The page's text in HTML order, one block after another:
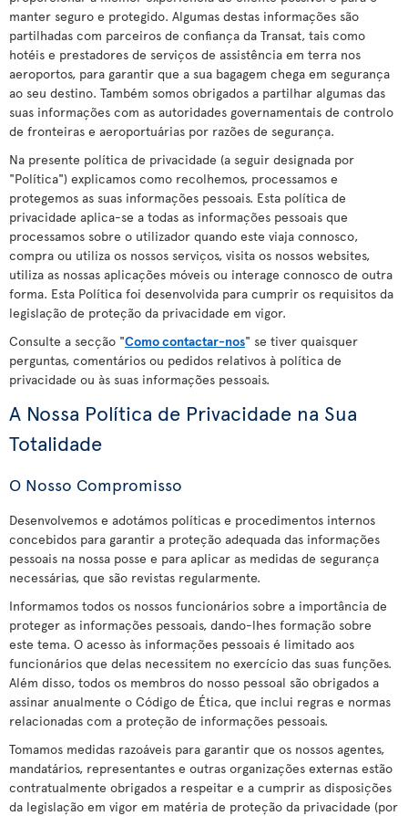
manter seguro e protegido. Algumas destas informações são
partilhadas com parceiros de confiança da Transat, tais como
hotéis e prestadores de serviços de assistência em terra nos
aeroportos, para garantir que a sua bagagem chega em segurança
ao seu destino. Também somos obrigados a partilhar algumas das
suas informações com as autoridades governamentais de controlo
de fronteiras e aeroportuárias por razões de segurança.
Na presente política de privacidade (a seguir designada por
"Política") explicamos como recolhemos, processamos e
protegemos as suas informações pessoais. Esta política de
privacidade aplica-se a todas as informações pessoais que
processamos sobre o utilizador quando este viaja connosco,
compra ou utiliza os nossos serviços, visita os nossos websites,
utiliza as nossas aplicações móveis ou interage connosco de outra
forma. Esta Política foi desenvolvida para cumprir os requisitos da
legislação de proteção da privacidade em vigor.
Consulte a secção "Como contactar-nos" se tiver quaisquer
perguntas, comentários ou pedidos relativos à política de
privacidade ou às suas informações pessoais.
A Nossa Política de Privacidade na Sua
Totalidade
O Nosso Compromisso
Desenvolvemos e adotámos políticas e procedimentos internos
concebidos para garantir a proteção adequada das informações
pessoais na nossa posse e para aplicar as medidas de segurança
necessárias, que são revistas regularmente.
Informamos todos os nossos funcionários sobre a importância de
proteger as informações pessoais, dando-lhes formação sobre
este tema. O acesso às informações pessoais é limitado aos
funcionários que delas necessitem no exercício das suas funções.
Além disso, todos os membros do nosso pessoal são obrigados a
assinar anualmente o Código de Ética, que inclui regras e normas
relacionadas com a proteção de informações pessoais.
Tomamos medidas razoáveis para garantir que os nossos agentes,
mandatários, representantes e outras organizações externas estão
contratualmente obrigados a respeitar e a cumprir as disposições
da legislação em vigor em matéria de proteção da privacidade (por